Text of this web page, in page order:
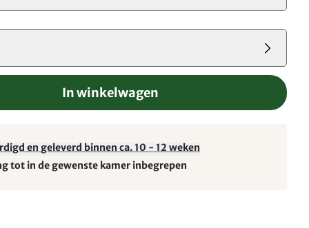
In winkelwagen
en geleverd binnen ca. 10 - 12 weken
tot in de gewenste kamer inbegrepen